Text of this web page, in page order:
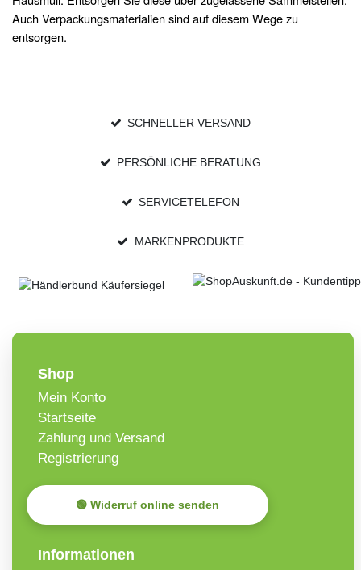
Auch Verpackungsmaterialien sind auf diesem Wege zu
entsorgen.
SCHNELLER VERSAND
PERSÖNLICHE BERATUNG
SERVICETELEFON
MARKENPRODUKTE
Shop
Mein Konto
Startseite
Zahlung und Versand
Registrierung
🟢 Widerruf online senden
Informationen